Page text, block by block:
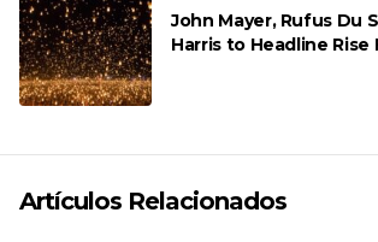
John Mayer, Rufus Du
Harris to Headline Rise
Artículos Relacionados